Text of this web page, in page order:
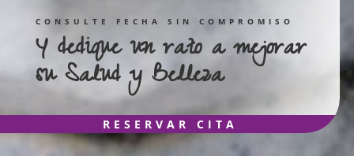
CONSULTE FECHA SIN COMPROMISO
Y dedique un rato a mejorar
su Salud y Belleza
RESERVAR CITA